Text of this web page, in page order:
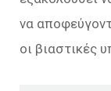
να
οι βιαστικές